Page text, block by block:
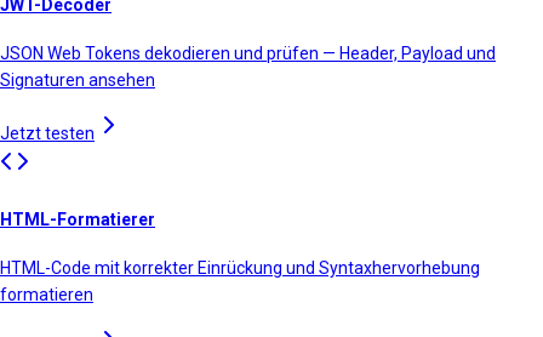
JWT-Decoder
JSON Web Tokens dekodieren und prüfen — Header, Payload und
Signaturen ansehen
Jetzt testen
HTML-Formatierer
HTML-Code mit korrekter Einrückung und Syntaxhervorhebung
formatieren